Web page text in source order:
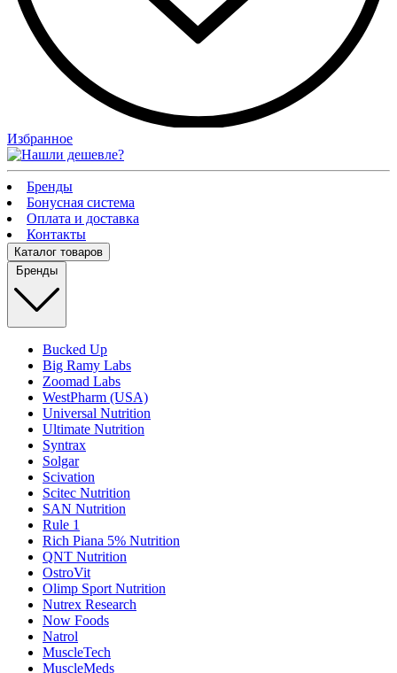
Избранное
Бренды
Бонусная система
Оплата и доставка
Контакты
Каталог товаров
Бренды
Bucked Up
Big Ramy Labs
Zoomad Labs
WestPharm (USA)
Universal Nutrition
Ultimate Nutrition
Syntrax
Solgar
Scivation
Scitec Nutrition
SAN Nutrition
Rule 1
Rich Piana 5% Nutrition
QNT Nutrition
OstroVit
Olimp Sport Nutrition
Nutrex Research
Now Foods
Natrol
MuscleTech
MuscleMeds